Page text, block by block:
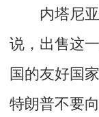
内塔尼亚
说，出售这
国的友好国
特朗普不要